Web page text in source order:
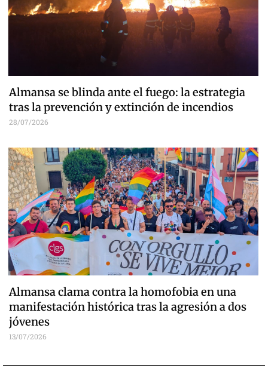
Almansa se blinda ante el fuego: la estrategia
tras la prevención y extinción de incendios
28/07/2026
Almansa clama contra la homofobia en una
manifestación histórica tras la agresión a dos
jóvenes
13/07/2026